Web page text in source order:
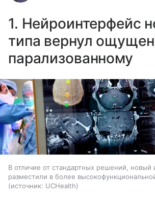
1. Нейроинтерфейс
типа вернул
парализованному
В отличие от стандартных решений, новый
разместили в более
источник: UCHealth